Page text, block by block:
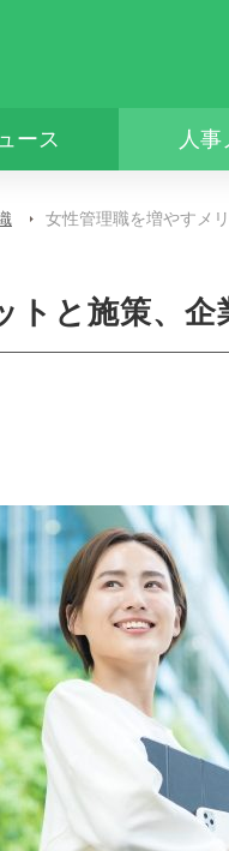
ース 人事
女性管理職を増やすメ
と施策、企